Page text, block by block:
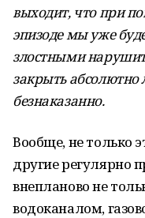
выходит, что при
эпизоде мы уже
злостными
закрыть
безнаказанно.
Вообще, не только
другие регулярно
внепланово не
водоканалом,